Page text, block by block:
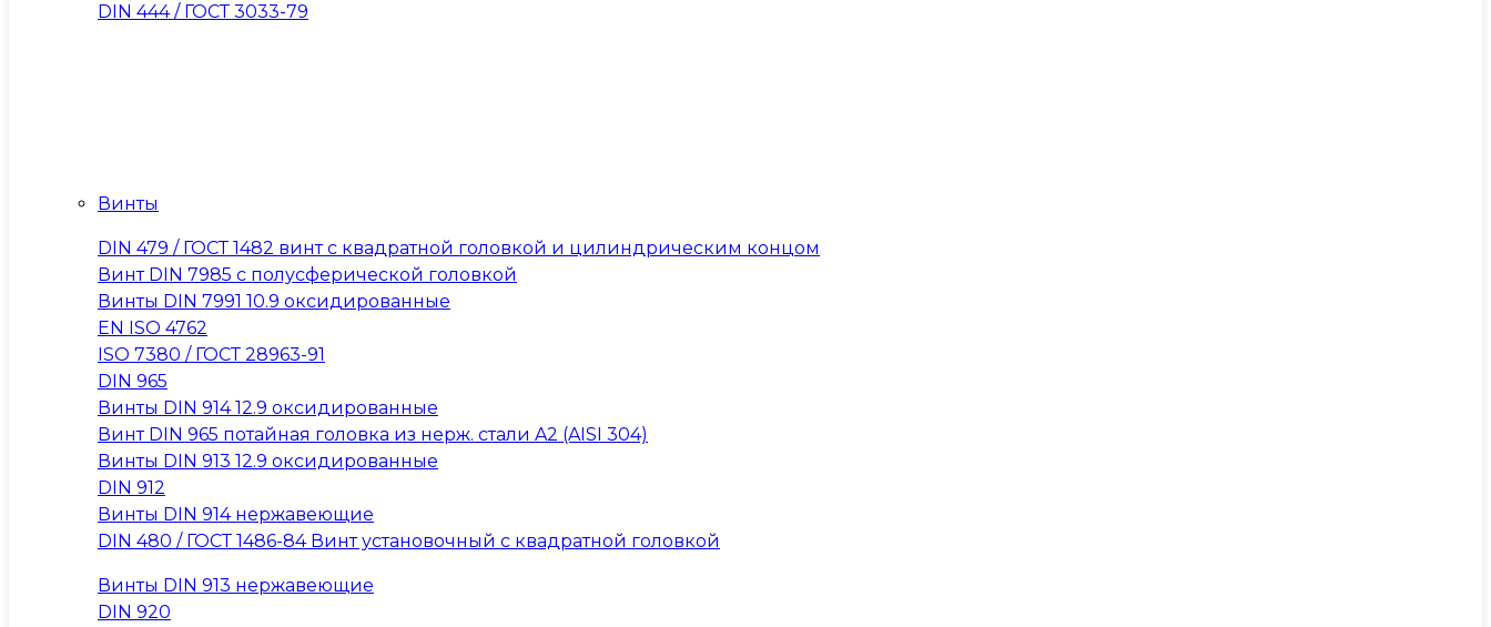
DIN 444 / ГОСТ 3033-79
Винты
DIN 479 / ГОСТ 1482 винт с квадратной головкой и цилиндрическим концом
Винт DIN 7985 с полусферической головкой
Винты DIN 7991 10.9 оксидированные
EN ISO 4762
ISO 7380 / ГОСТ 28963-91
DIN 965
Винты DIN 914 12.9 оксидированные
Винт DIN 965 потайная головка из нерж. стали A2 (AISI 304)
Винты DIN 913 12.9 оксидированные
DIN 912
Винты DIN 914 нержавеющие
DIN 480 / ГОСТ 1486-84 Винт установочный с квадратной головкой
Винты DIN 913 нержавеющие
DIN 920